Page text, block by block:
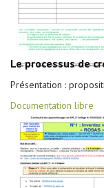
Le processus de
Présentation :
Documentation libre